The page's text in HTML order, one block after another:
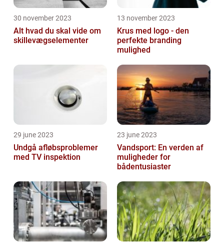
30 november 2023
Alt hvad du skal vide om
skillevægselementer
13 november 2023
Krus med logo - den
perfekte branding
mulighed
29 june 2023
Undgå afløbsproblemer
med TV inspektion
23 june 2023
Vandsport: En verden af
muligheder for
bådentusiaster